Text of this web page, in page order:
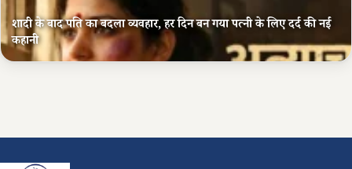
शादी के बाद पति का बदला व्यवहार, हर दिन बन गया पत्नी के लिए दर्द की नई
कहानी